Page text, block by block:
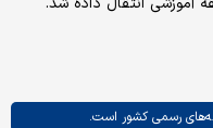
رسمی کشور است.